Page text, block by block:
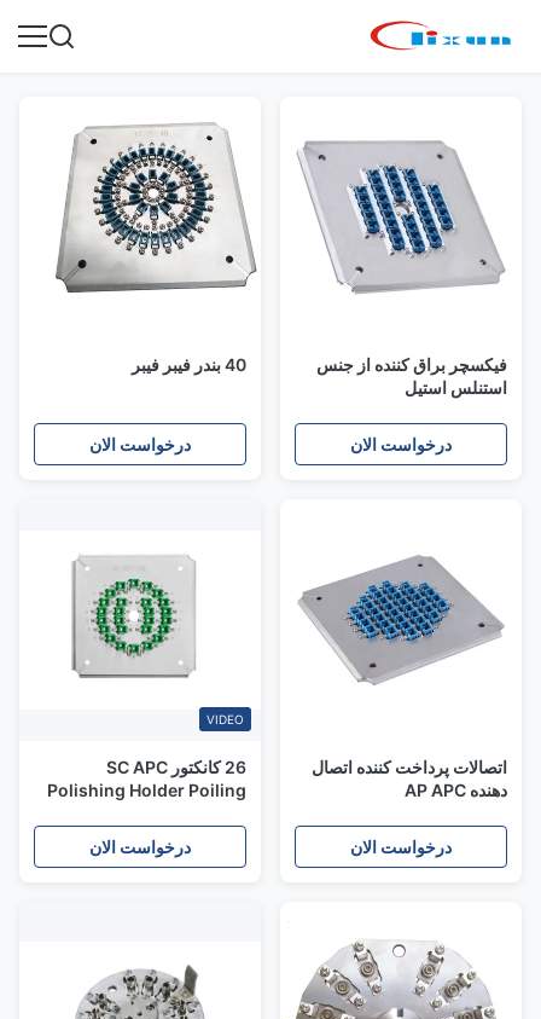
فیکسچر براق کننده از جنس
استنلس استیل
درخواست الان
40 بندر فیبر فیبر
درخواست الان
اتصالات پرداخت کننده اتصال
دهنده AP APC
درخواست الان
VIDEO
26 کانکتور SC APC
Polishing Holder Poiling
درخواست الان